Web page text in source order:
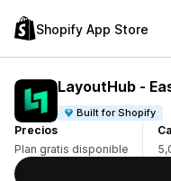
Shopify App Store
LayoutHub ‑
Built for Shopify
Precios
Plan gratis disponible